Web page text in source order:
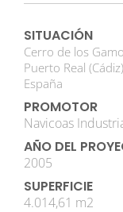
SITUACIÓN
Cerro de los
Puerto Real (Cádiz)
España
PROMOTOR
Navicoas
AÑO DEL
2005
SUPERFICIE
4.014,61 m2